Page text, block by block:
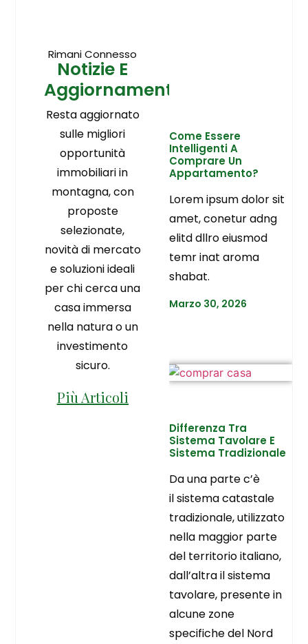
Rimani Connesso
Notizie E
Aggiornamenti
Resta aggiornato
sulle migliori
opportunità
immobiliari in
montagna, con
proposte
selezionate,
novità di mercato
e soluzioni ideali
per chi cerca una
casa immersa
nella natura o un
investimento
sicuro.
Più Articoli
Come Essere
Intelligenti A
Comprare Un
Appartamento?
Lorem ipsum dolor sit
amet, conetur adng
elitd dllro eiusmod
temr inat aroma
shabat.
Marzo 30, 2026
Differenza Tra
Sistema Tavolare E
Sistema Tradizionale
Da una parte c’è
il sistema catastale
tradizionale, utilizzato
nella maggior parte
del territorio italiano,
dall’altra il sistema
tavolare, presente in
alcune zone
specifiche del Nord